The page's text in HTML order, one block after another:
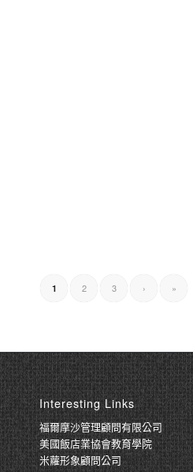
1 2 3 › »
Interesting Links
福爾摩沙管理顧問有限公司
美國飯店業協會教育學院
米蘿形象顧問公司